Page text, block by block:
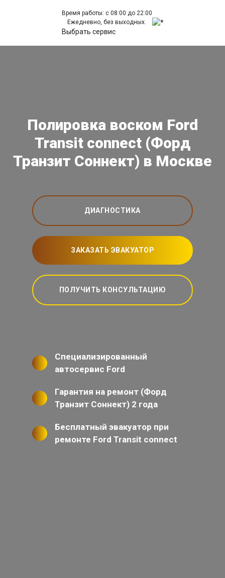
Время работы: с 08:00 до 22:00
Ежедневно, без выходных.
Выбрать сервис
Полировка воском Ford
Transit connect (Форд
Транзит Соннект) в Москве
ДИАГНОСТИКА
ЗАКАЗАТЬ ЭВАКУАТОР
ПОЛУЧИТЬ КОНСУЛЬТАЦИЮ
Специализированный
автосервис Ford
Гарантия на ремонт (Форд
Транзит Соннект) 2 года
Бесплатный эвакуатор при
ремонте Ford Transit connect